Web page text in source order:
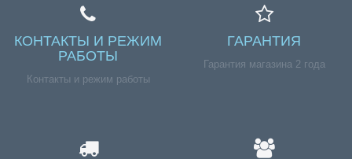
КОНТАКТЫ И РЕЖИМ
РАБОТЫ
Контакты и режим работы
ГАРАНТИЯ
Гарантия магазина 2 года